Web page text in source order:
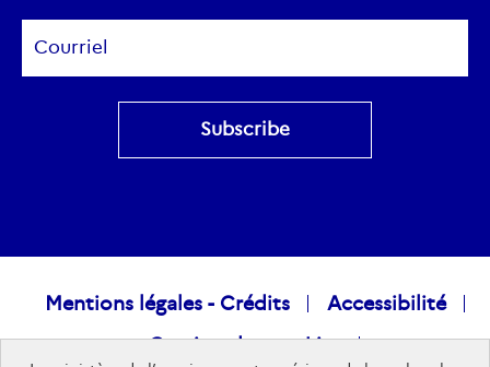
Raccourcis
visiteurs
Mentions légales - Crédits
Accessibilité
Gestion des cookies